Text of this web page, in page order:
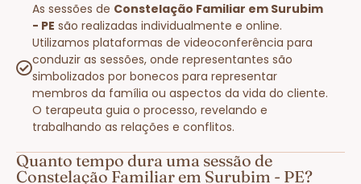
As sessões de Constelação Familiar em Surubim
- PE são realizadas individualmente e online.
Utilizamos plataformas de videoconferência para
conduzir as sessões, onde representantes são
simbolizados por bonecos para representar
membros da família ou aspectos da vida do cliente.
O terapeuta guia o processo, revelando e
trabalhando as relações e conflitos.
Quanto tempo dura uma sessão de
Constelação Familiar em Surubim - PE?